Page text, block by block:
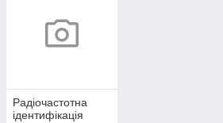
Радіочастотна
ідентифікація